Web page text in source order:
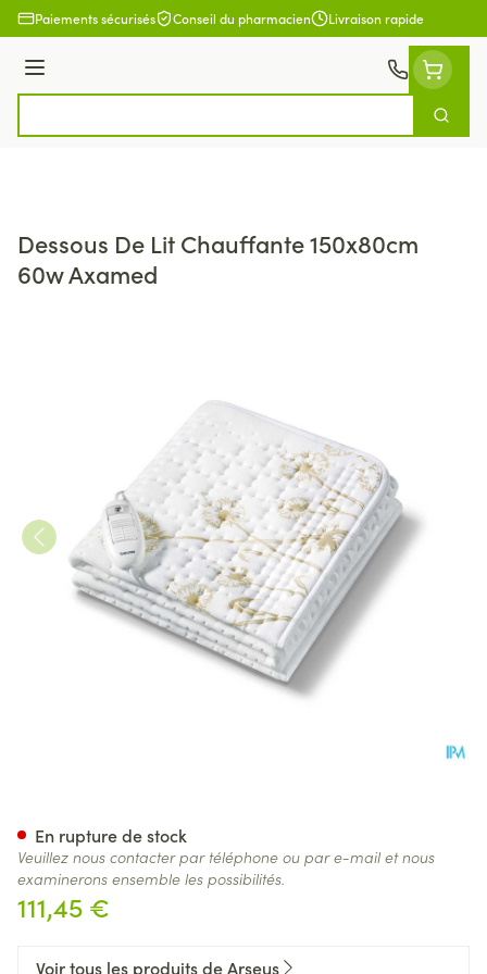
Aller au contenu
Paiements sécurisés Conseil du pharmacien Livraison rapide
Menu
Dessous De Lit Chauffante 150x80cm
60w Axamed
111,45 €
En rupture de stock
Veuillez nous contacter par téléphone ou par e-mail et nous
examinerons ensemble les possibilités.
Voir tous les produits de Arseus